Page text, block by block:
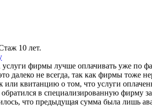
10 лет.
услуги фирмы лучше оплачивать уже по
далеко не всегда, так как фирмы тоже
или квитанцию о том, что услуги
в специализированную фирму
что предыдущая сумма была лишь